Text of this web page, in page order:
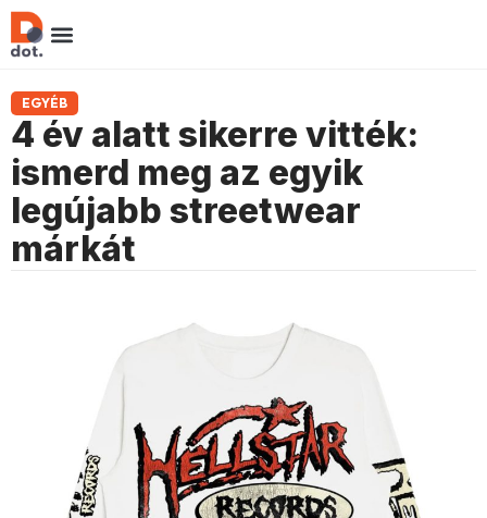
EGYÉB
4 év alatt sikerre vitték:
ismerd meg az egyik
legújabb streetwear
márkát